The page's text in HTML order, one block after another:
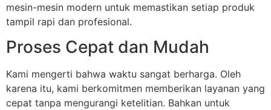
mesin-mesin modern untuk memastikan setiap produk
tampil rapi dan profesional.
Proses Cepat dan Mudah
Kami mengerti bahwa waktu sangat berharga. Oleh
karena itu, kami berkomitmen memberikan layanan yang
cepat tanpa mengurangi ketelitian. Bahkan untuk